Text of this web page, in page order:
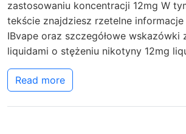
zastosowaniu koncentracji 12mg W
tekście znajdziesz rzetelne
IBvape oraz szczegółowe wskazówki
liquidami o stężeniu nikotyny 12mg
Read more